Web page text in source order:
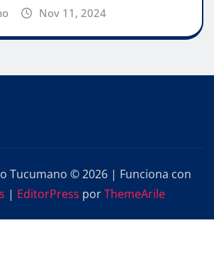
Nov 11, 2024
Tucumano © 2026 | Funciona con
| EditorPress porThemeArile